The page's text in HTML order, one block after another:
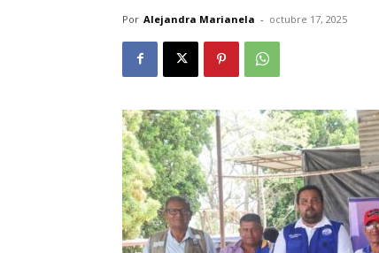
Por Alejandra Marianela - octubre 17, 2025